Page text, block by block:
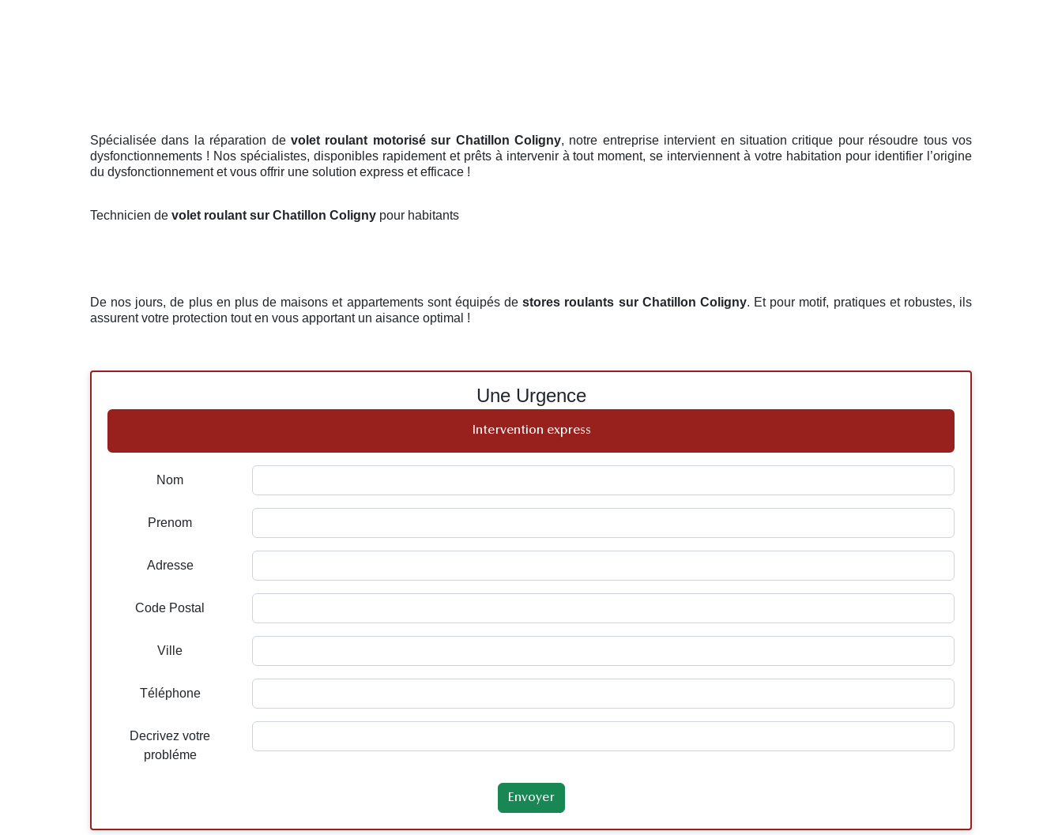
Spécialisée dans la réparation de volet roulant motorisé sur Chatillon Coligny, notre entreprise intervient en situation critique pour résoudre tous vos
dysfonctionnements ! Nos spécialistes, disponibles rapidement et prêts à intervenir à tout moment, se interviennent à votre habitation pour identifier l’origine
du dysfonctionnement et vous offrir une solution express et efficace !
Technicien de volet roulant sur Chatillon Coligny pour habitants
De nos jours, de plus en plus de maisons et appartements sont équipés destores roulants sur Chatillon Coligny. Et pour motif, pratiques et robustes, ils
assurent votre protection tout en vous apportant un aisance optimal !
Une Urgence
Intervention express
Nom
Prenom
Adresse
Code Postal
Ville
Téléphone
Decrivez votre
probléme